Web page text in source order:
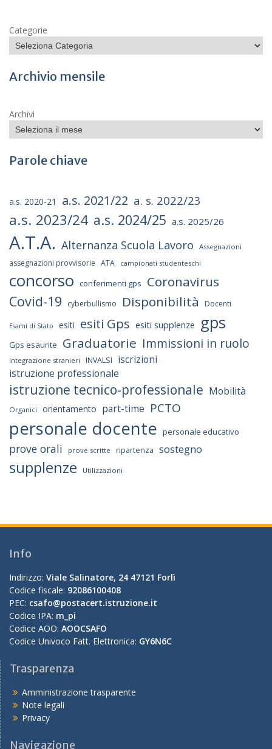
Categorie
Archivio mensile
Archivi
Parole chiave
a.s. 2020-21 a.s. 2021/22 a. s. 2022/23
a.s. 2023/24 a.s. 2024/25 a.s. 2025/26
A.T.A. Alternanza Scuola Lavoro Assegnazioni
assegnazioni provvisorie ATA campionati studenteschi
concorso conferimenti gps Coronavirus
Covid-19 cyberbullismo Disponibilità Docenti
Esami di Stato esiti esiti Gps esiti supplenze gps
Gps esaurite Graduatorie Immissioni in ruolo
Integrazione stranieri INVALSI
iscrizioni
istruzione professionale
istruzione tecnico-professionale Mobilità
Organici orientamento part-time PCTO
personale docente personale educativo
prove orali prove scritte ripartenza sostegno
supplenze Utilizzazioni
Info
Indirizzo: Viale Salinatore, 24 47121 Forlì
Codice fiscale: 92086100408
PEC: csafo@postacert.istruzione.it
Codice IPA: m_pi
Codice AOO: AOOCSAFO
Codice Univoco Fatt. Elettronica: GY6N6C
Trasparenza
Amministrazione trasparente
Note legali
Privacy
Navigazione